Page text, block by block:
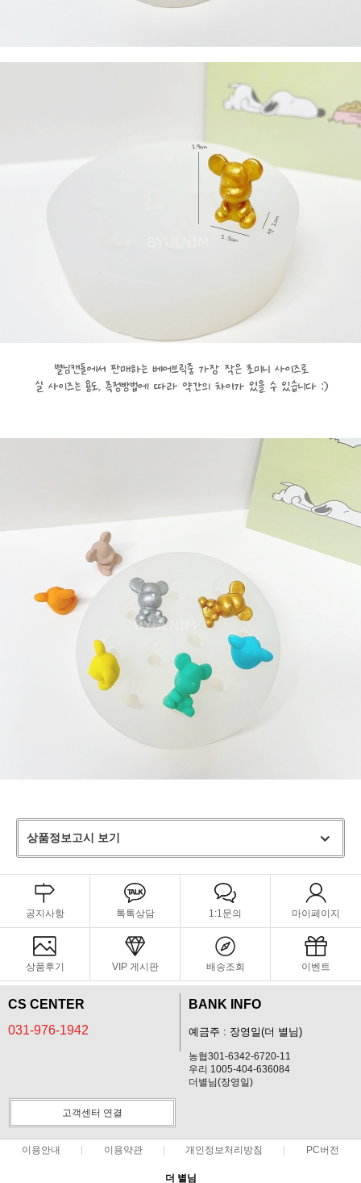
상품정보고시 보기
공지사항 톡톡상담 1:1문의 마이페이지
상품후기 VIP 게시판 배송조회 이벤트
CS CENTER
031-976-1942
BANK INFO
예금주 : 장영일(더 별님)
농협301-6342-6720-11
우리 1005-404-636084
더별님(장영일)
고객센터 연결
이용안내 이용약관 개인정보처리방침 PC버전
더 별님